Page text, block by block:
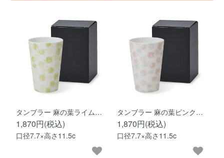
タンブラー 麻の葉ライム…
1,870円(税込)
口径7.7×高さ11.5c
タンブラー 麻の葉ピンク…
1,870円(税込)
口径7.7×高さ11.5c